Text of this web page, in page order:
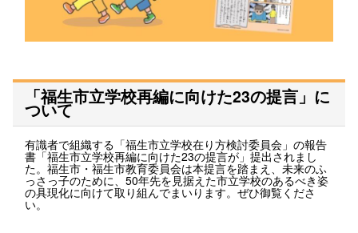
「福生市立学校再編に向けた23の提言」に
ついて
有識者で組織する「福生市立学校在り方検討委員会」の報告
書「福生市立学校再編に向けた23の提言が」提出されまし
た。福生市・福生市教育委員会は本提言を踏まえ、未来のふ
っさっ子のために、50年先を見据えた市立学校のあるべき姿
の具現化に向けて取り組んでまいります。ぜひ御覧くださ
い。